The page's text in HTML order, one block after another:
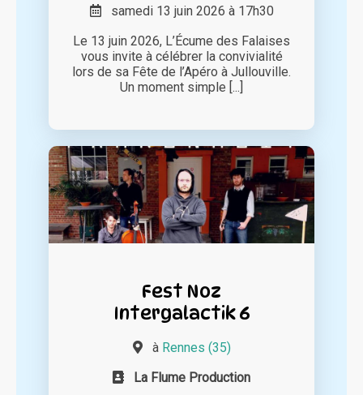
samedi 13 juin 2026 à 17h30
Le 13 juin 2026, L’Écume des Falaises
vous invite à célébrer la convivialité
lors de sa Fête de l’Apéro à Jullouville.
Un moment simple [...]
Fest Noz
Intergalactik 6
à Rennes (35)
La Flume Production